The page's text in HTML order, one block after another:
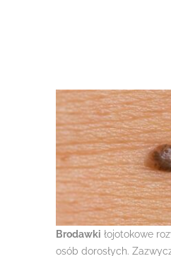
Brodawki łojotokowe
osób dorosłych.